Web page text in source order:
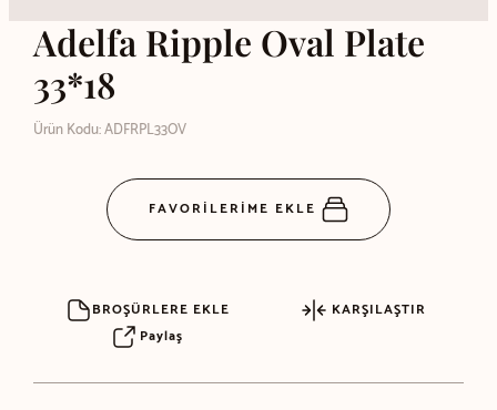
Adelfa Ripple Oval Plate
33*18
Ürün Kodu: ADFRPL33OV
FAVORİLERİME EKLE
BROŞÜRLERE EKLE
KARŞILAŞTIR
Paylaş